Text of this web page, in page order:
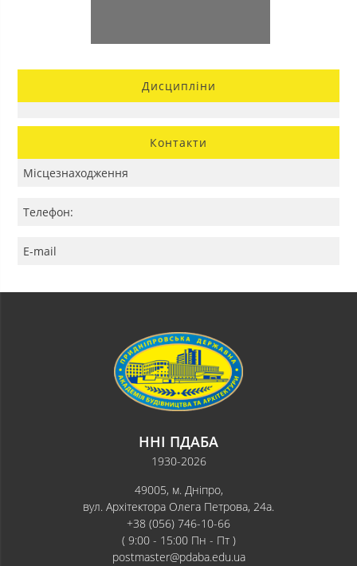
Дисципліни
Контакти
Місцезнаходження
Телефон:
E-mail
ННІ ПДАБА
1930-2026
49005, м. Дніпро,
вул. Архітектора Олега Петрова, 24а.
+38 (056) 746-10-66
( 9:00 - 15:00 Пн - Пт )
postmaster@pdaba.edu.ua